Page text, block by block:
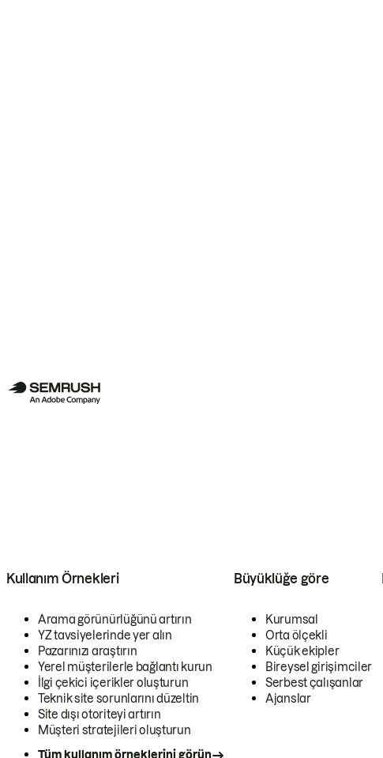
Kullanım Örnekleri
Arama görünürlüğünü artırın
YZ tavsiyelerinde yer alın
Pazarınızı araştırın
Yerel müşterilerle bağlantı kurun
İlgi çekici içerikler oluşturun
Teknik site sorunlarını düzeltin
Site dışı otoriteyi artırın
Müşteri stratejileri oluşturun
Tüm kullanım örneklerini görün
Büyüklüğe göre
Kurumsal
Orta ölçekli
Küçük ekipler
Bireysel girişimciler
Serbest çalışanlar
Ajanslar